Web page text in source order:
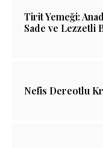
Tirit Yemeği:
Sade ve Lezzetli
Nefis Dereotlu